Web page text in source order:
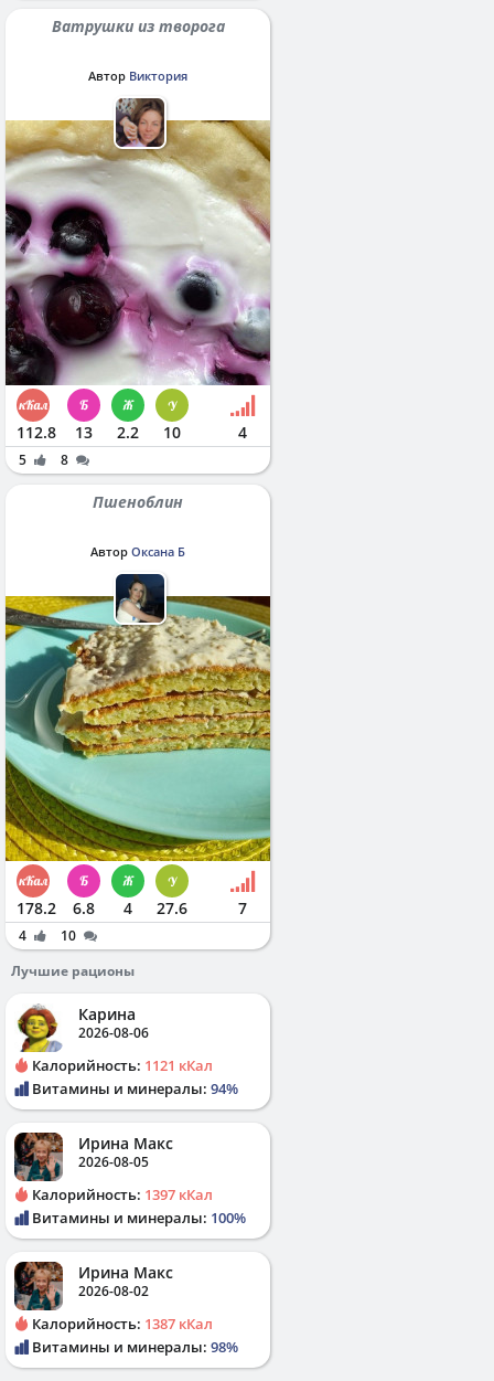
Ватрушки из творога
Автор Виктория
112.8 13 2.2 10 4
5 8
Пшеноблин
Автор Оксана Б
178.2 6.8 4 27.6 7
4
10
Лучшие рационы
Карина
2026-08-06
Калорийность: 1121 кКал
Витамины и минералы: 94%
Ирина Макс
2026-08-05
Калорийность: 1397 кКал
Витамины и минералы: 100%
Ирина Макс
2026-08-02
Калорийность: 1387 кКал
Витамины и минералы: 98%